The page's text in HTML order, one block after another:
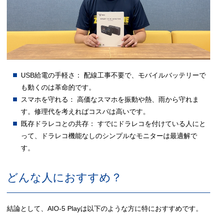
USB給電の手軽さ： 配線工事不要で、モバイルバッテリーで
も動くのは革命的です。
スマホを守れる： 高価なスマホを振動や熱、雨から守れま
す。修理代を考えればコスパは高いです。
既存ドラレコとの共存： すでにドラレコを付けている人にと
って、ドラレコ機能なしのシンプルなモニターは最適解で
す。
どんな人におすすめ？
結論として、AIO-5 Playは以下のような方に特におすすめです。